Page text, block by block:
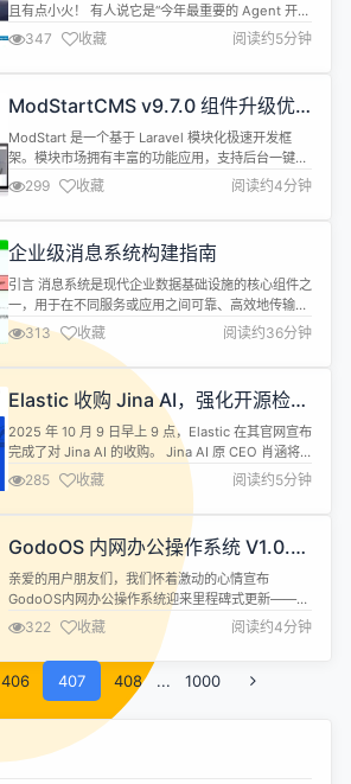
且有点小火！ 有人说它是“今年最重要的 Agent 开源
项目”，也有人说，它是不过是一个哗众取宠，骗钱
融资的泡沫而已。 它叫OpenAgents，用于构建开
放、协作的智能体网络。GitHub 地址：
org/openagents 通俗一点理解，就是现在单个...
347 收藏 阅读约5分钟
ModStartCMS v9.7.0 组件升级优
化，模块升级提醒，访问明细导出
ModStart 是一个基于 Laravel 模块化极速开发框
架。模块市场拥有丰富的功能应用，支持后台一键快
速安装，让开发者能快的实现业务功能开发。 系统完
全开源，基于 Apache 2.0 开源协议，免费且不限制
商业使用。 功能特性 丰富的模块市场，后台一键快
文件分片上传，进度条显示，已上传文件管理 强大...
299 收藏 阅读约4分钟
企业级消息系统构建指南
引言 消息系统是现代企业数据基础设施的核心组件之
一，用于在不同服务或应用之间可靠、高效地传输数
据。随着企业业务规模扩大与系统复杂度的提升，消
息系统通过异步解耦和削峰填谷等关键能力，显著提
升了系统的弹性与可扩展性。它使得数据处理流程更
具灵活性，业务组件之间能够独立演进，同时有效应
对突发流量，保障系统稳定运行。构建高效的消息系
统不仅有助于实现实时数据传输与多应用...
313 收藏 阅读约36分钟
Elastic 收购 Jina AI，强化开源检索
与多模态 AI 能力
2025 年 10 月 9 日早上 9 点，Elastic 在其官网宣布
完成了对 Jina AI 的收购。 Jina AI 原 CEO 肖涵将
在 Elastic 担任 VP of AI，负责 AI 方向的战略和研
发。由肖涵带领的核心 Jina 团队将继续在向量模
型、重排器、Reader 和小模型上推进搜索 AI 的发
展。新的 Jina AI 模型将在 Ela...
285 收藏 阅读约5分钟
GodoOS 内网办公操作系统 V1.0.7
震撼更新！高效安全再升级，国产化
适配全面来袭‌
亲爱的用户朋友们，我们怀着激动的心情宣布‌
GodoOS内网办公操作系统‌迎来里程碑式更新——‌
V1.0.7版本‌正式发布！这款集成了22大办公工具的精
简型操作系统，以仅70MB的轻量身材，再次刷新了
高效办公的体验边界。 【本次更新核心亮点】‌ 国产
化适配重大突破‌ 新增对‌麒麟国产操作系统‌的全面支持
（Web版），结合已有的Windows/Linux/mac...
322 收藏 阅读约4分钟
406 407 408 ... 1000